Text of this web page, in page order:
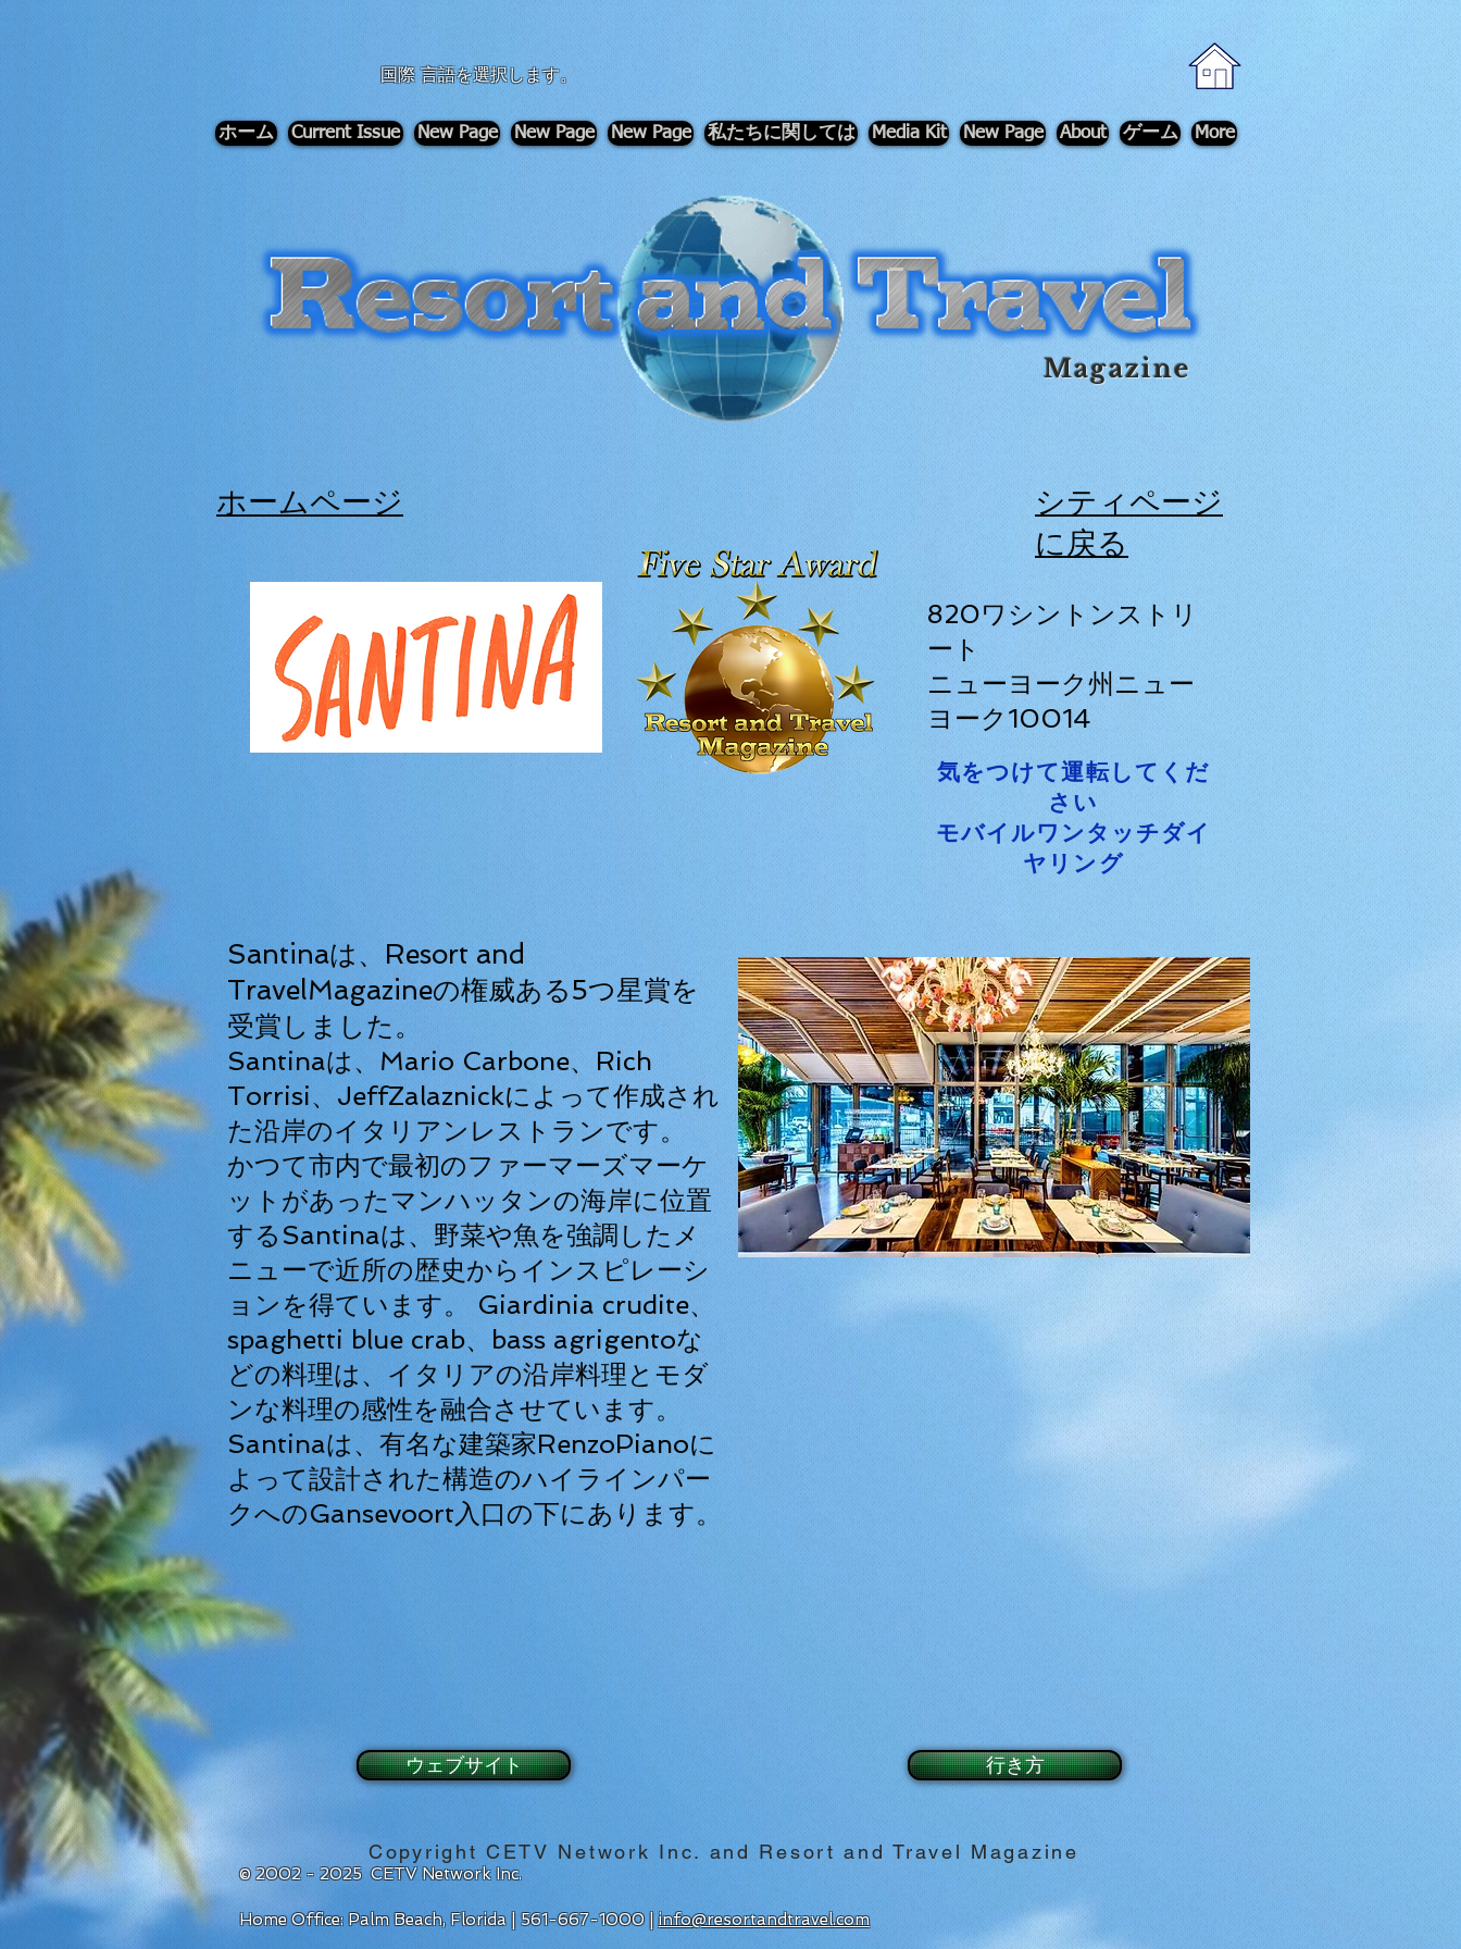
国際 言語を選択します。
ホーム Current Issue New Page New Page New Page 私たちに関しては Media Kit New Page About ゲーム More
-
Magazine
820ワシントンストリ
ート
ニューヨーク州ニュー
ヨーク10014
ホームページ
シティページ
に戻る
気をつけて運転してくだ
さい
モバイルワンタッチダイ
ヤリング
Santinaは、Resort and
TravelMagazineの権威ある5つ星賞を
受賞しました。
Santinaは、Mario Carbone、Rich
Torrisi、JeffZalaznickによって作成され
た沿岸のイタリアンレストランです。
かつて市内で最初のファーマーズマーケ
ットがあったマンハッタンの海岸に位置
するSantinaは、野菜や魚を強調したメ
ニューで近所の歴史からインスピレーシ
ョンを得ています。 Giardinia crudite、
spaghetti blue crab、bass agrigentoな
どの料理は、イタリアの沿岸料理とモダ
ンな料理の感性を融合させています。
Santinaは、有名な建築家RenzoPianoに
よって設計された構造のハイラインパー
クへのGansevoort入口の下にあります。
ウェブサイト 行き方
Copyright CETV Network Inc. and Resort and Travel Magazine
© 2002 - 2025 CETV Network Inc.
Home Office: Palm Beach, Florida | 561-667-1000 |info@resortandtravel.com